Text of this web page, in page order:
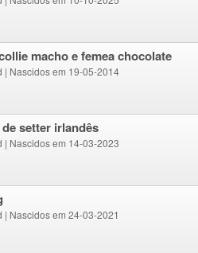
macho e femea chocolate
| Nascidos em 19-05-2014
setter irlandês
| Nascidos em 14-03-2023
| Nascidos em 24-03-2021